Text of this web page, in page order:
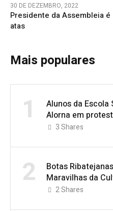
30 DE DEZEMBRO, 2022
Presidente da Assembleia
atas
Mais populares
1
Alunos da Escola
Alorna em
3Shares
2
Botas
Maravilhas da
2Shares